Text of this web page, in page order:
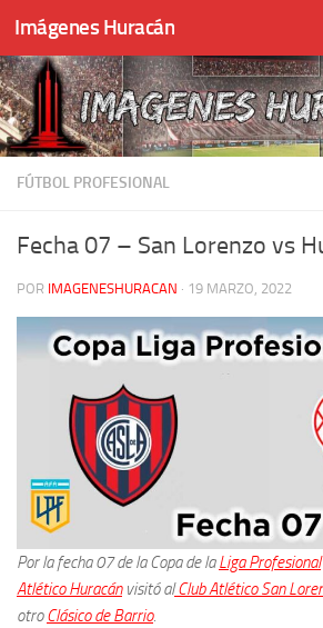
Skip to content
Imágenes Huracán
FÚTBOL PROFESIONAL
Fecha 07 – San Lorenzo vs
POR IMAGENESHURACAN · 19 MARZO, 2022
Por la fecha 07 de la Copa de laLiga Profesional
Atlético Huracánvisitó alClub Atlético San
otroClásico de Barrio.